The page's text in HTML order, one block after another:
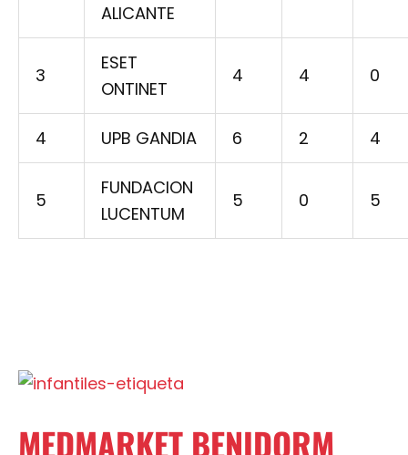
ALICANTE
3
ESET
ONTINET
4 4 0
4 UPB GANDIA 6 2 4
5
FUNDACION
LUCENTUM
5 0 5
MEDMARKET BENIDORM